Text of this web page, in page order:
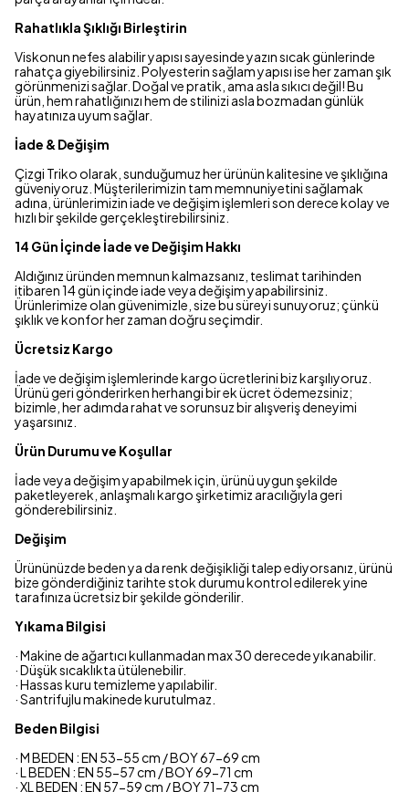
Rahatlıkla Şıklığı Birleştirin
Viskonun nefes alabilir yapısı sayesinde yazın sıcak günlerinde
rahatça giyebilirsiniz. Polyesterin sağlam yapısı ise her zaman şık
görünmenizi sağlar. Doğal ve pratik, ama asla sıkıcı değil! Bu
ürün, hem rahatlığınızı hem de stilinizi asla bozmadan günlük
hayatınıza uyum sağlar.
İade & Değişim
Çizgi Triko olarak, sunduğumuz her ürünün kalitesine ve şıklığına
güveniyoruz. Müşterilerimizin tam memnuniyetini sağlamak
adına, ürünlerimizin iade ve değişim işlemleri son derece kolay ve
hızlı bir şekilde gerçekleştirebilirsiniz.
14 Gün İçinde İade ve Değişim Hakkı
Aldığınız üründen memnun kalmazsanız, teslimat tarihinden
itibaren 14 gün içinde iade veya değişim yapabilirsiniz.
Ürünlerimize olan güvenimizle, size bu süreyi sunuyoruz; çünkü
şıklık ve konfor her zaman doğru seçimdir.
Ücretsiz Kargo
İade ve değişim işlemlerinde kargo ücretlerini biz karşılıyoruz.
Ürünü geri gönderirken herhangi bir ek ücret ödemezsiniz;
bizimle, her adımda rahat ve sorunsuz bir alışveriş deneyimi
yaşarsınız.
Ürün Durumu ve Koşullar
İade veya değişim yapabilmek için, ürünü uygun şekilde
paketleyerek, anlaşmalı kargo şirketimiz aracılığıyla geri
gönderebilirsiniz.
Değişim
Ürününüzde beden ya da renk değişikliği talep ediyorsanız, ürünü
bize gönderdiğiniz tarihte stok durumu kontrol edilerek yine
tarafınıza ücretsiz bir şekilde gönderilir.
Yıkama Bilgisi
· Makine de ağartıcı kullanmadan max 30 derecede yıkanabilir.
· Düşük sıcaklıkta ütülenebilir.
· Hassas kuru temizleme yapılabilir.
· Santrifujlu makinede kurutulmaz.
Beden Bilgisi
· M BEDEN : EN 53-55 cm / BOY 67-69 cm
· L BEDEN : EN 55-57 cm / BOY 69-71 cm
· XL BEDEN : EN 57-59 cm / BOY 71-73 cm